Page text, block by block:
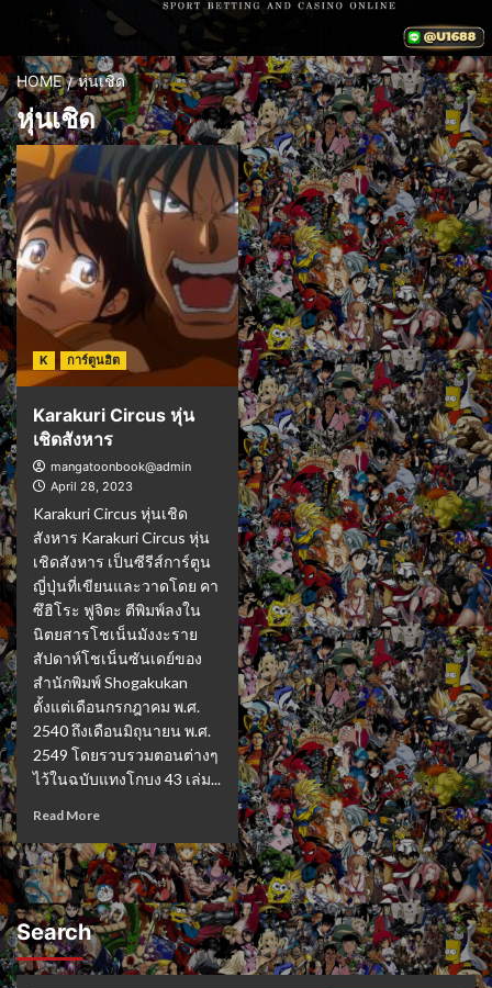
HOME หุ่นเชิด
หุ่นเชิด
K การ์ตูนฮิต
Karakuri Circus หุ่น
เชิดสังหาร
mangatoonbook@admin
April 28, 2023
Karakuri Circus หุ่นเชิด
สังหาร Karakuri Circus หุ่น
เชิดสังหาร เป็นซีรีส์การ์ตูน
ญี่ปุ่นที่เขียนและวาดโดย คา
ซึฮิโระ ฟูจิตะ ตีพิมพ์ลงใน
นิตยสารโชเน็นมังงะราย
สัปดาห์โชเน็นซันเดย์ของ
สำนักพิมพ์ Shogakukan
ตั้งแต่เดือนกรกฎาคม พ.ศ.
2540 ถึงเดือนมิถุนายน พ.ศ.
2549 โดยรวบรวมตอนต่างๆ
ไว้ในฉบับแทงโกบง 43 เล่ม...
Read More
Search